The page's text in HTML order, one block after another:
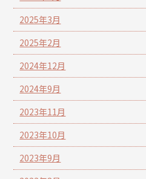
2025年3月
2025年2月
2024年12月
2024年9月
2023年11月
2023年10月
2023年9月